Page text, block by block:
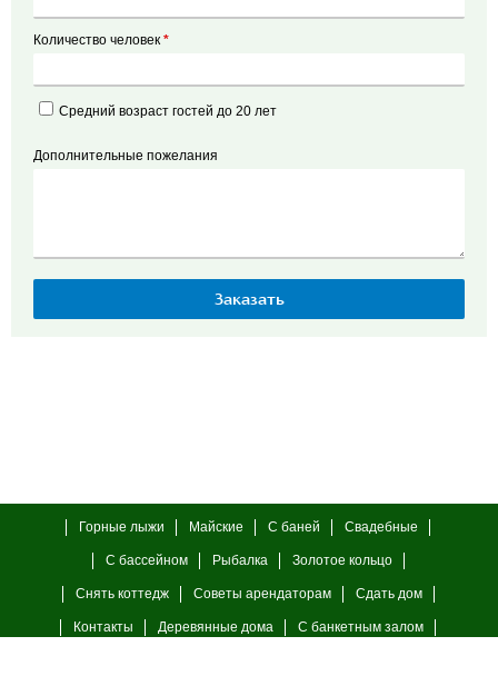
Количество человек *
Средний возраст гостей до 20 лет
Дополнительные пожелания
Горные лыжи Майские С баней Свадебные
С бассейном Рыбалка Золотое кольцо
Снять коттедж Советы арендаторам Сдать дом
Контакты Деревянные дома С банкетным залом